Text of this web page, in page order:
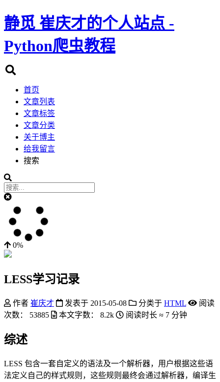
静觅 崔庆才的个人站点 -
Python爬虫教程
首页
文章列表
文章标签
文章分类
关于博主
给我留言
搜索
0%
LESS学习记录
作者 崔庆才 发表于 2015-05-08 分类于 HTML
阅读
次数：
53885 本文字数： 8.2k 阅读时长 ≈ 7 分钟
综述
LESS 包含一套自定义的语法及一个解析器，用户根据这些语
法定义自己的样式规则，这些规则最终会通过解析器，编译生